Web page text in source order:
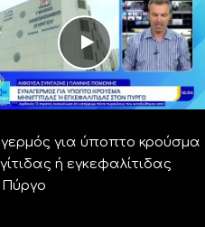
για ύποπτο κρούσμα
ή εγκεφαλίτιδας